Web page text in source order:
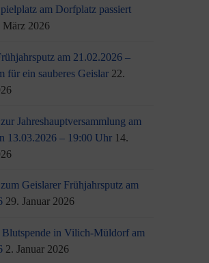
am Dorfplatz passiert
März 2026
am 21.02.2026 –
für ein sauberes Geislar 22.
Jahreshauptversammlung am
13.03.2026 – 19:00 Uhr 14.
Geislarer Frühjahrsputz am
29. Januar 2026
in Vilich-Müldorf am
2. Januar 2026